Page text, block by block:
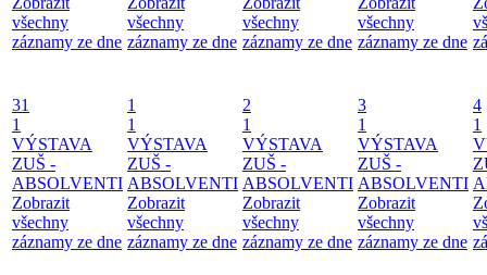
všechny
záznamy ze dne
všechny
záznamy ze dne
všechny
záznamy ze dne
všechny
záznamy ze dne
31
1
VÝSTAVA
ZUŠ -
ABSOLVENTI
Zobrazit
všechny
záznamy ze dne
1
1
VÝSTAVA
ZUŠ -
ABSOLVENTI
Zobrazit
všechny
záznamy ze dne
2
1
VÝSTAVA
ZUŠ -
ABSOLVENTI
Zobrazit
všechny
záznamy ze dne
3
1
VÝSTAVA
ZUŠ -
ABSOLVENTI
Zobrazit
všechny
záznamy ze dne
4
1